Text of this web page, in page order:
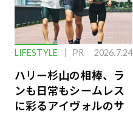
LIFESTYLE PR 2026.7.24
ハリー杉山の相棒、ラ
ンも日常もシームレス
に彩るアイヴォルのサ